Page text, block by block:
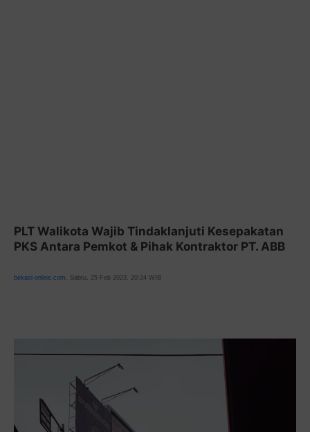
PLT Walikota Wajib Tindaklanjuti Kesepakatan
PKS Antara Pemkot & Pihak Kontraktor PT. ABB
bekasi-online.com , Sabtu, 25 Feb 2023, 20:24 WIB